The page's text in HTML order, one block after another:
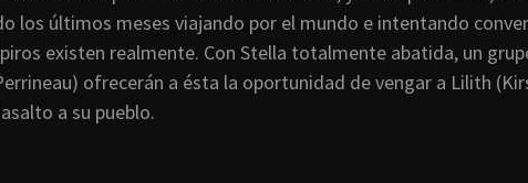
los últimos meses viajando por el mundo e intentando
existen realmente. Con Stella totalmente abatida, un
ofrecerán a ésta la oportunidad de vengar a Lilith
a su pueblo.